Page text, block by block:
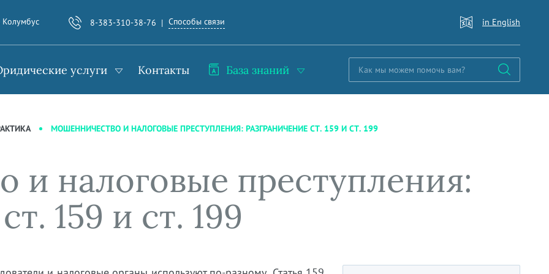
Колумбус 8-383-310-38-76 Способы связи in English
услуги Контакты База знаний
МОШЕННИЧЕСТВО И НАЛОГОВЫЕ ПРЕСТУПЛЕНИЯ: РАЗГРАНИЧЕНИЕ СТ. 159 И СТ. 199
и налоговые преступления:
159 и ст. 199